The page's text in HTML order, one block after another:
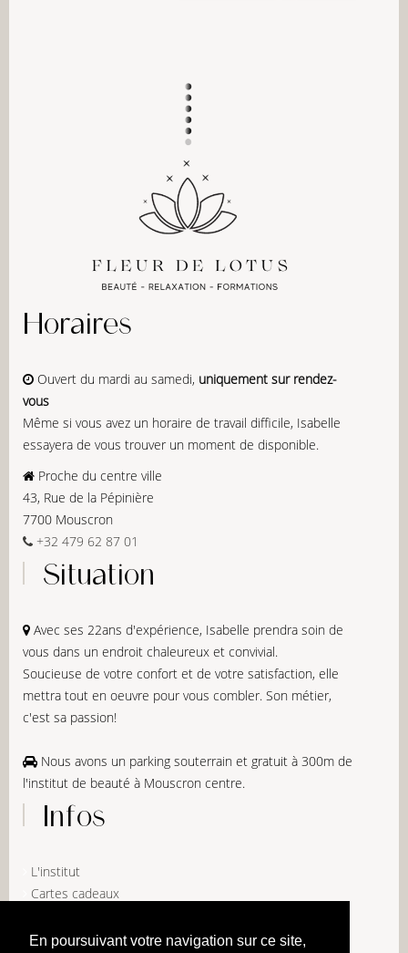
En poursuivant votre navigation sur ce site,
Horaires
Ouvert du mardi au samedi, uniquement sur rendez-
vous
Même si vous avez un horaire de travail difficile, Isabelle
essayera de vous trouver un moment de disponible.
Proche du centre ville
43, Rue de la Pépinière
7700 Mouscron
+32 479 62 87 01
Situation
Avec ses 22ans d'expérience, Isabelle prendra soin de
vous dans un endroit chaleureux et convivial.
Soucieuse de votre confort et de votre satisfaction, elle
mettra tout en oeuvre pour vous combler. Son métier,
c'est sa passion!
Nous avons un parking souterrain et gratuit à 300m de
l'institut de beauté à Mouscron centre.
Infos
L'institut
Cartes cadeaux
Politique de confidentialité